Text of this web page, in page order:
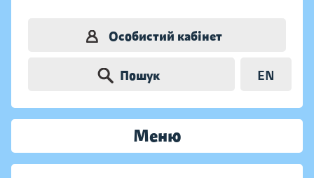
Особистий кабінет
Пошук EN
Меню